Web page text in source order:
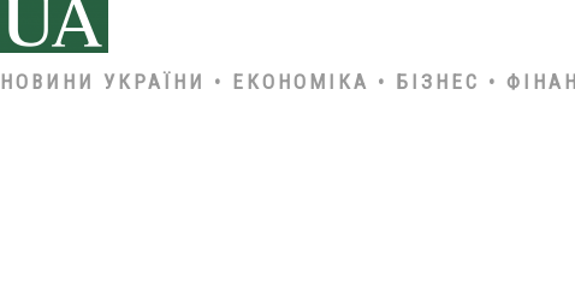
НОВИНИ УКРАЇНИ • ЕКОНОМІКА • БІЗНЕС •